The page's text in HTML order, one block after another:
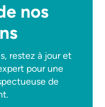
nos
restez à jour et
pour une
de